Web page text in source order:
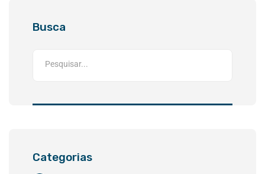
Busca
Categorias